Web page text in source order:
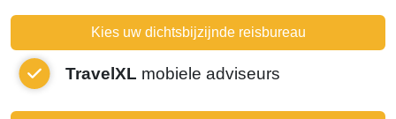
Kies uw dichtsbijzijnde reisbureau
TravelXL mobiele adviseurs